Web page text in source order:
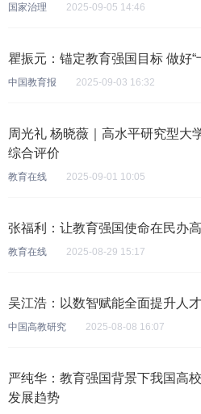
国家治理 2025-09-05 14:46
瞿振元：锚定教育强国目标 做好“
中国教育报 2025-09-03 16:32
周光礼 杨晓薇｜高水平研究型大
综合评价
教育在线 2025-09-01 10:05
张福利：让教育强国使命在民办
教育在线 2025-08-29 15:17
吴江浩：以数智赋能全面提升人
中国高教研究 2025-08-08 16:07
严纯华：教育强国背景下我国高
发展趋势